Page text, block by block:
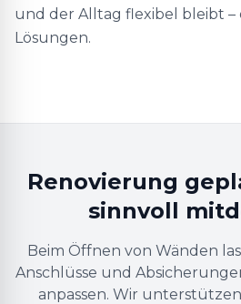
und der Alltag flexibel bleibt –
Lösungen.
Renovierung
sinnvoll
Beim Öffnen von Wänden
Anschlüsse und
anpassen. Wir